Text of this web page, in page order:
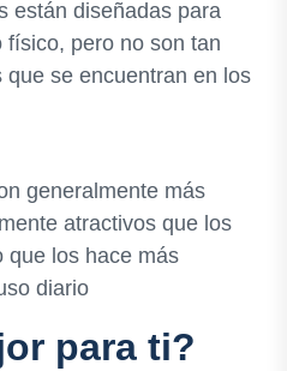
están diseñadas para
físico, pero no son tan
se encuentran en los
generalmente más
atractivos que los
que los hace más
diario
para ti?